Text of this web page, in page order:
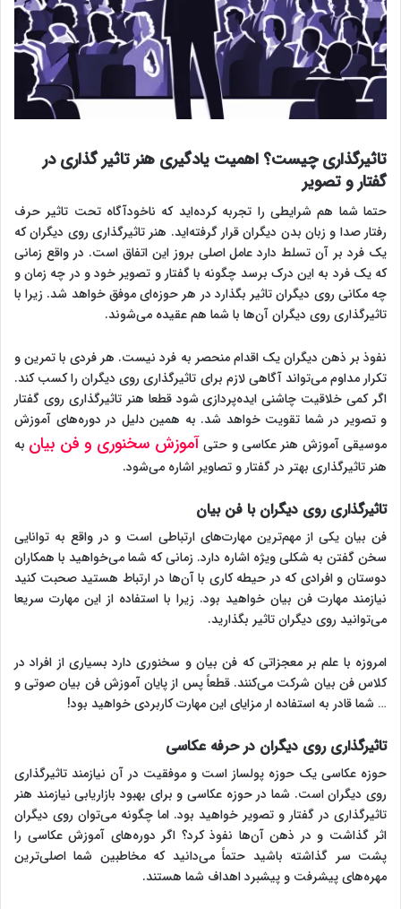
تاثیرگذاری چیست؟ اهمیت یادگیری هنر تاثیر گذاری در
گفتار و تصویر
حتما شما هم شرایطی را تجربه کرده‌اید که ناخودآگاه تحت تاثیر حرف
رفتار صدا و زبان بدن دیگران قرار گرفته‌اید. هنر تاثیرگذاری روی دیگران که
یک فرد بر آن تسلط دارد عامل اصلی بروز این اتفاق است. در واقع زمانی
که یک فرد به این درک برسد چگونه با گفتار و تصویر خود و در چه زمان و
چه مکانی روی دیگران تاثیر بگذارد در هر حوزه‌ای موفق خواهد شد. زیرا با
تاثیرگذاری روی دیگران آن‌ها با شما هم عقیده می‌شوند.
نفوذ بر ذهن دیگران یک اقدام منحصر به فرد نیست. هر فردی با تمرین و
تکرار مداوم می‌تواند آگاهی لازم برای تاثیرگذاری روی دیگران را کسب کند‌.
اگر کمی خلاقیت چاشنی ایده‌پردازی شود قطعا هنر تاثیرگذاری روی گفتار
و تصویر در شما تقویت خواهد شد. به همین دلیل در دوره‌های آموزش
موسیقی آموزش هنر عکاسی و حتیآموزش سخنوری و فن بیان به
هنر تاثیرگذاری بهتر در گفتار و تصاویر اشاره می‌شود.
تاثیرگذاری روی دیگران با فن بیان
فن بیان یکی از مهم‌ترین مهارت‌های ارتباطی است و در واقع به توانایی
سخن گفتن به شکلی ویژه اشاره دارد. زمانی که شما می‌خواهید با همکاران
دوستان و افرادی که در حیطه کاری با آن‌ها در ارتباط هستید صحبت کنید
نیازمند مهارت فن بیان خواهید بود. زیرا با استفاده از این مهارت سریعا
می‌توانید روی دیگران تاثیر بگذارید.
امروزه با علم بر معجزاتی که فن بیان و سخنوری دارد بسیاری از افراد در
کلاس فن بیان شرکت می‌کنند. قطعاً پس از پایان آموزش فن بیان صوتی و
… شما قادر به استفاده ار مزایای این مهارت کاربردی خواهید بود!
تاثیرگذاری روی دیگران در حرفه عکاسی
حوزه عکاسی یک حوزه پولساز است و موفقیت در آن نیازمند تاثیرگذاری
روی دیگران است. شما در حوزه عکاسی و برای بهبود بازاریابی نیازمند هنر
تاثیرگذاری در گفتار و تصویر خواهید بود. اما چگونه می‌توان روی دیگران
اثر گذاشت و در ذهن آن‌ها نفوذ کرد؟ اگر دوره‌های آموزش عکاسی را
پشت سر گذاشته باشید حتماً می‌دانید که مخاطبین شما اصلی‌ترین
مهره‌های پیشرفت و پیشبرد اهداف شما هستند.